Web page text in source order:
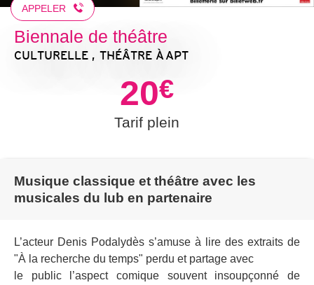
APPELER
Biennale de théâtre
CULTURELLE , THÉÂTRE À APT
20€
Tarif plein
Musique classique et théâtre avec les
musicales du lub en partenaire
L’acteur Denis Podalydès s’amuse à lire des extraits de
"À la recherche du temps" perdu et partage avec
le public l’aspect comique souvent insoupçonné de